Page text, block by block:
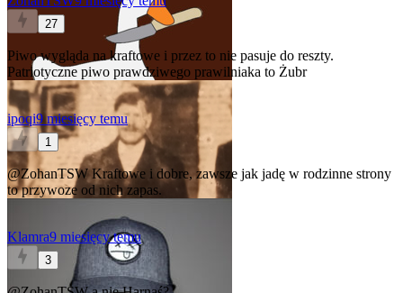
27
Piwo wygląda na kraftowe i przez to nie pasuje do reszty.
Patriotyczne piwo prawdziwego prawilniaka to Żubr
ipoqi9 miesięcy temu
1
@ZohanTSWKraftowe i dobre, zawsze jak jadę w rodzinne strony
to przywoze od nich zapas.
Klamra9 miesięcy temu
3